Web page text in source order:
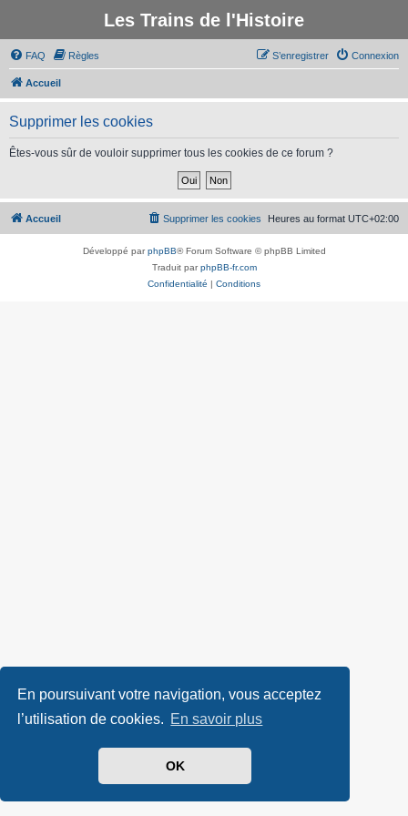
En poursuivant votre navigation, vous acceptez
l’utilisation de cookies. En savoir plus
OK
Les Trains de l'Histoire
FAQ Règles Connexion
S’enregistrer
Accueil
Supprimer les cookies
Êtes-vous sûr de vouloir supprimer tous les cookies de ce forum ?
Accueil Heures au format UTC+02:00
Supprimer les cookies
Développé parphpBB® Forum Software © phpBB Limited
Traduit parphpBB-fr.com
Confidentialité | Conditions